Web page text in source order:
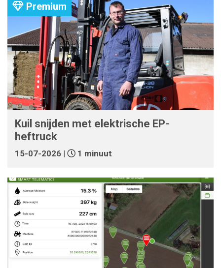
Premium
Kuil snijden met elektrische EP-
heftruck
15-07-2026 | 1 minuut